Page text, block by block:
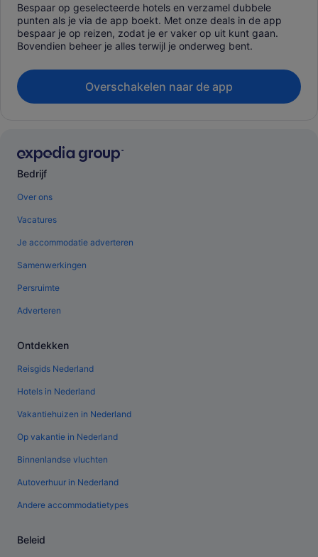
Bespaar op geselecteerde hotels en verzamel dubbele
punten als je via de app boekt. Met onze deals in de app
bespaar je op reizen, zodat je er vaker op uit kunt gaan.
Bovendien beheer je alles terwijl je onderweg bent.
Overschakelen naar de app
Bedrijf
Over ons
Vacatures
Je accommodatie adverteren
Samenwerkingen
Persruimte
Adverteren
Ontdekken
Reisgids Nederland
Hotels in Nederland
Vakantiehuizen in Nederland
Op vakantie in Nederland
Binnenlandse vluchten
Autoverhuur in Nederland
Andere accommodatietypes
Beleid